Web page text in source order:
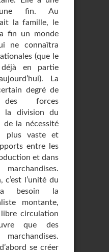
fin. Au
la famille, le
fin un monde
ne connaîtra
(que le
déjà en partie
La
degré de
des forces
la division du
la nécessité
plus vaste et
entre les
et dans
marchandises.
c’est l’unité du
be­soin la
montante,
circulation
que des
se créer